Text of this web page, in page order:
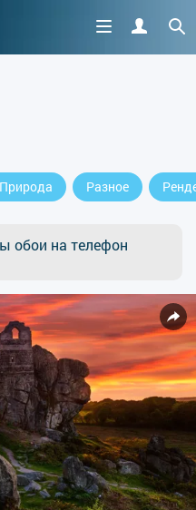
Природа Разное
обои на телефон